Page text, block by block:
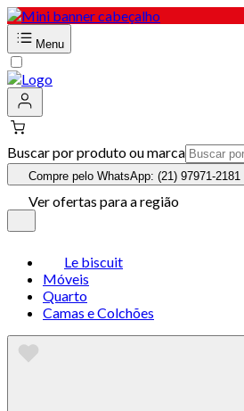
Menu
Buscar por produto ou marca
Compre pelo WhatsApp: (21) 97971-2181
Ver ofertas para a região
Le biscuit
Móveis
Quarto
Camas e Colchões